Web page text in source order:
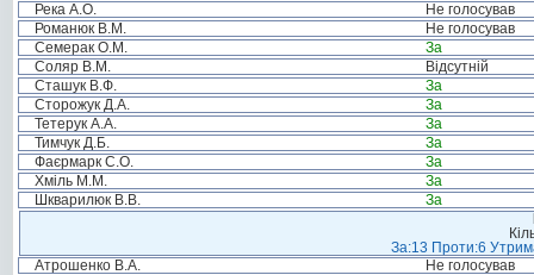
Река А.О.
Не голосував
Романюк В.М.
Не голосував
Семерак О.М.
За
Соляр В.М.
Відсутній
Сташук В.Ф.
За
Сторожук Д.А.
За
Тетерук А.А.
За
Тимчук Д.Б.
За
Фаєрмарк С.О.
За
Хміль М.М.
За
Шкварилюк В.В.
За
За:13 Проти:6
Атрошенко В.А.
Не голосував